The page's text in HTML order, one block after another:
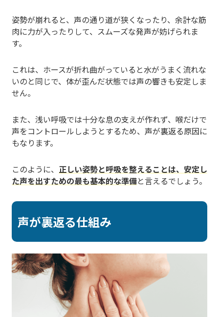
姿勢が崩れると、声の通り道が狭くなったり、余計な筋
肉に力が入ったりして、スムーズな発声が妨げられま
す。
これは、ホースが折れ曲がっていると水がうまく流れな
いのと同じで、体が歪んだ状態では声の響きも安定しま
せん。
また、浅い呼吸では十分な息の支えが作れず、喉だけで
声をコントロールしようとするため、声が裏返る原因に
もなります。
このように、 正しい姿勢と呼吸を整えることは、安定し
た声を出すための最も基本的な準備と言えるでしょう。
声が裏返る仕組み